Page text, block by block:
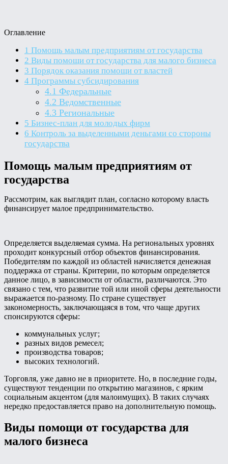
Оглавление
1 Помощь малым предприятиям от государства
2 Виды помощи от государства для малого бизнеса
3 Порядок оказания помощи от властей
4 Программы субсидирования
4.1 Федеральные
4.2 Ведомственные
4.3 Региональные
5 Бизнес-план для молодых фирм
6 Контроль за выделенными деньгами со стороны
государства
Помощь малым предприятиям от
государства
Рассмотрим, как выглядит план, согласно которому власть
финансирует малое предпринимательство.
Определяется выделяемая сумма. На региональных уровнях
проходит конкурсный отбор объектов финансирования.
Победителям по каждой из областей начисляется денежная
поддержка от страны. Критерии, по которым определяется
данное лицо, в зависимости от области, различаются. Это
связано с тем, что развитие той или иной сферы деятельности
выражается по-разному. По стране существует
закономерность, заключающаяся в том, что чаще других
спонсируются сферы:
коммунальных услуг;
разных видов ремесел;
производства товаров;
высоких технологий.
Торговля, уже давно не в приоритете. Но, в последние годы,
существуют тенденции по открытию магазинов, с ярким
социальным акцентом (для малоимущих). В таких случаях
нередко предоставляется право на дополнительную помощь.
Виды помощи от государства для
малого бизнеса